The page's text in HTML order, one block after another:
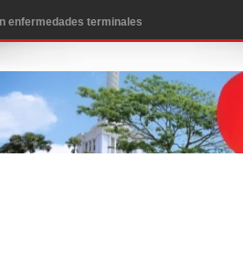
enfermedades terminales
de EE.UU., según NBC
del Gobierno